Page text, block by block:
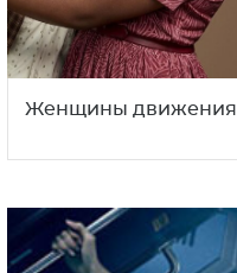
Женщины движения